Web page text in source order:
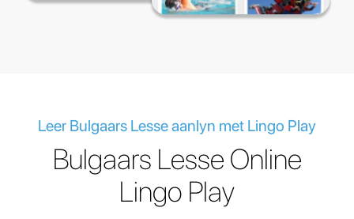
Leer Bulgaars Lesse aanlyn met Lingo Play
Bulgaars Lesse Online
Lingo Play